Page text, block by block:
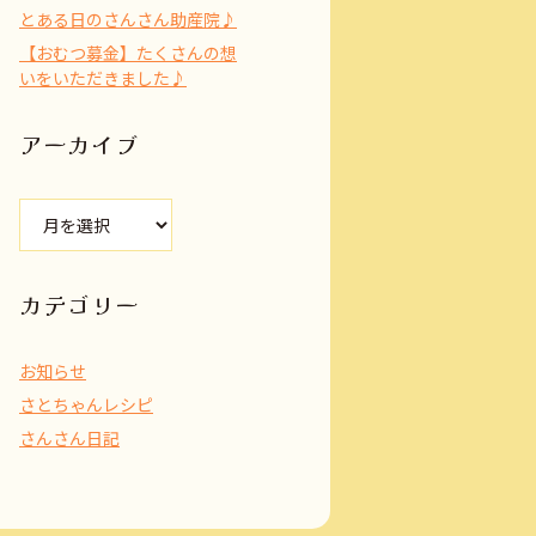
とある日のさんさん助産院♪
【おむつ募金】たくさんの想
いをいただきました♪
アーカイブ
ブ
カテゴリー
お知らせ
さとちゃんレシピ
さんさん日記